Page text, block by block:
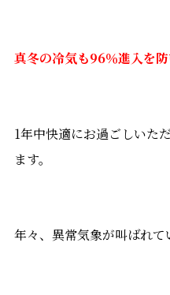
真冬の冷気も96％進入を
1年中快適にお過ごしいた
ます。
年々、異常気象が叫ばれて